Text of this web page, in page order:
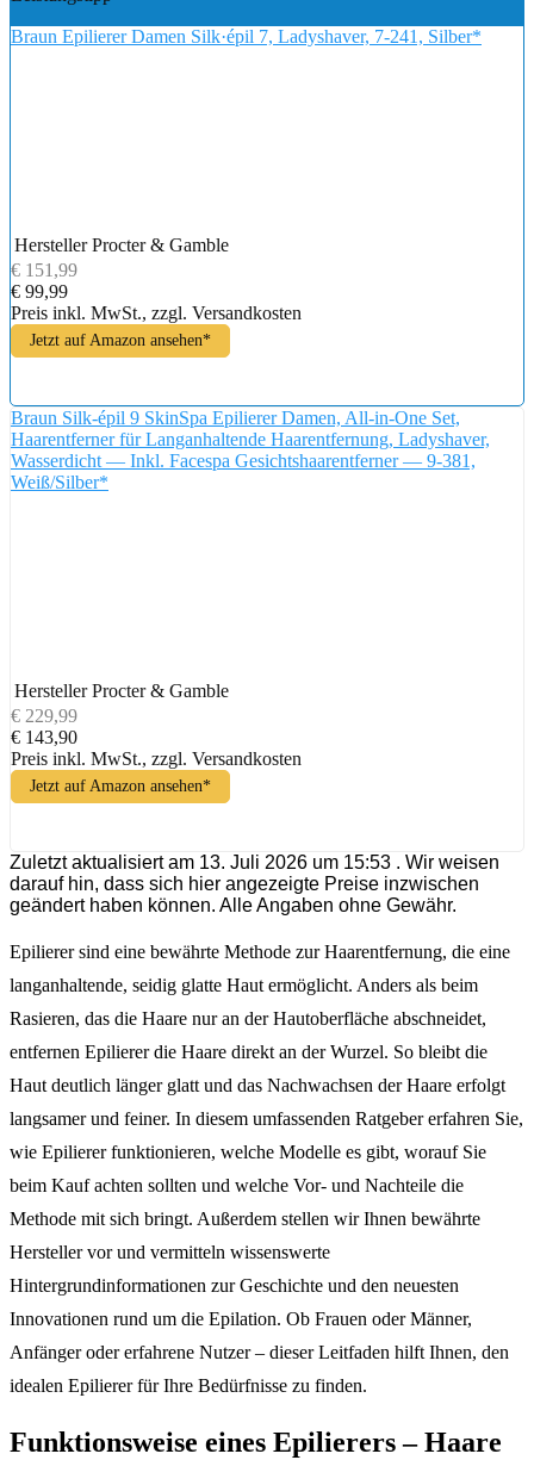
Braun Epilierer Damen Silk·épil 7, Ladyshaver, 7-241, Silber*
Hersteller Procter & Gamble
€ 151,99
€ 99,99
Preis inkl. MwSt., zzgl. Versandkosten
Jetzt auf Amazon ansehen*
Braun Silk-épil 9 SkinSpa Epilierer Damen, All-in-One Set,
Haarentferner für Langanhaltende Haarentfernung, Ladyshaver,
Wasserdicht — Inkl. Facespa Gesichtshaarentferner — 9-381,
Weiß/Silber*
Hersteller Procter & Gamble
€ 229,99
€ 143,90
Preis inkl. MwSt., zzgl. Versandkosten
Jetzt auf Amazon ansehen*
Zuletzt aktualisiert am 13. Juli 2026 um 15:53 . Wir weisen
darauf hin, dass sich hier angezeigte Preise inzwischen
geändert haben können. Alle Angaben ohne Gewähr.
Epilierer sind eine bewährte Methode zur Haarentfernung, die eine
langanhaltende, seidig glatte Haut ermöglicht. Anders als beim
Rasieren, das die Haare nur an der Hautoberfläche abschneidet,
entfernen Epilierer die Haare direkt an der Wurzel. So bleibt die
Haut deutlich länger glatt und das Nachwachsen der Haare erfolgt
langsamer und feiner. In diesem umfassenden Ratgeber erfahren Sie,
wie Epilierer funktionieren, welche Modelle es gibt, worauf Sie
beim Kauf achten sollten und welche Vor- und Nachteile die
Methode mit sich bringt. Außerdem stellen wir Ihnen bewährte
Hersteller vor und vermitteln wissenswerte
Hintergrundinformationen zur Geschichte und den neuesten
Innovationen rund um die Epilation. Ob Frauen oder Männer,
Anfänger oder erfahrene Nutzer – dieser Leitfaden hilft Ihnen, den
idealen Epilierer für Ihre Bedürfnisse zu finden.
Funktionsweise eines Epilierers – Haare